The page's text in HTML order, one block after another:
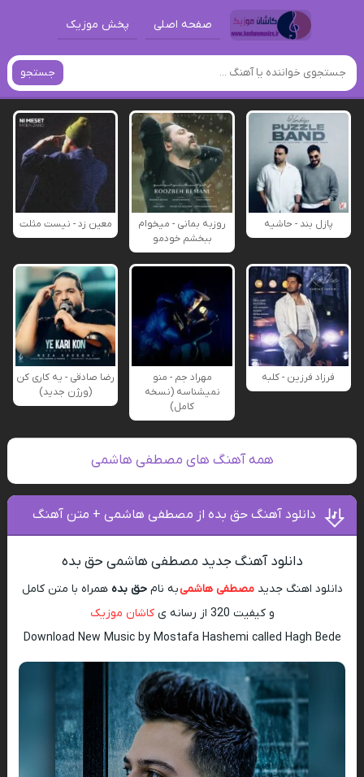
صفحه اصلی پخش موزیک
جستجو
پازل بند - حاشیه
روزبه بمانی - میخوام
ببخشم خودمو
معین زد - نیست مثلت
فرزاد فرزین - کلبه
مهراد جم - منو
نمیشناسه (نسخه
کامل)
رضا صادقی - یه کاری کن
(ورژن جدید)
همه آهنگ های مصطفی هاشمی
دانلود آهنگ حق بده از مصطفی هاشمی + متن آهنگ
دانلود آهنگ جدید مصطفی هاشمی حق بده
دانلود اهنگ جدیدمصطفی هاشمیبه نامحق بده همراه با متن کامل
و کیفیت 320 از رسانه ی
کاشان موزیک
Download New Music by Mostafa Hashemi called Hagh Bede